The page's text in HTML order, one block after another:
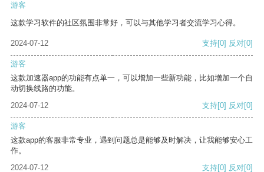
游客
这款学习软件的社区氛围非常好，可以与其他学习者交流学习心得。
2024-07-12 支持[0] 反对[0]
游客
这款加速器app的功能有点单一，可以增加一些新功能，比如增加一个自
动切换线路的功能。
2024-07-12
支持[0] 反对[0]
游客
这款app的客服非常专业，遇到问题总是能够及时解决，让我能够安心工
作。
2024-07-12
支持[0] 反对[0]